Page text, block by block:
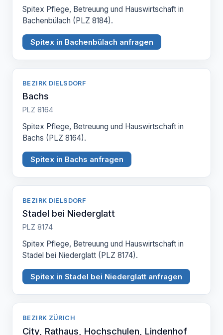
Spitex Pflege, Betreuung und Hauswirtschaft in
Bachenbülach (PLZ 8184).
Spitex in Bachenbülach anfragen
BEZIRK DIELSDORF
Bachs
PLZ 8164
Spitex Pflege, Betreuung und Hauswirtschaft in
Bachs (PLZ 8164).
Spitex in Bachs anfragen
BEZIRK DIELSDORF
Stadel bei Niederglatt
PLZ 8174
Spitex Pflege, Betreuung und Hauswirtschaft in
Stadel bei Niederglatt (PLZ 8174).
Spitex in Stadel bei Niederglatt anfragen
BEZIRK ZÜRICH
City, Rathaus, Hochschulen, Lindenhof